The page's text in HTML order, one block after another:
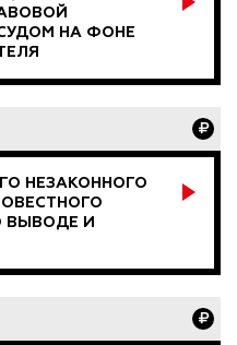
НА ФОНЕ
НЕЗАКОННОГО
ВЫВОДЕ И